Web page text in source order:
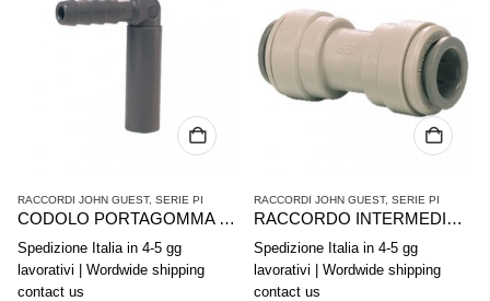
RACCORDI JOHN GUEST, SERIE PI
CODOLO PORTAGOMMA GOMITO JG PI291008S 5/16″-1/4″
Spedizione Italia in 4-5 gg
lavorativi | Wordwide shipping
contact us
RACCORDI JOHN GUEST, SERIE PI
RACCORDO INTERMEDIO DIRITTO 3/8″ JG-PI0412S
Spedizione Italia in 4-5 gg
lavorativi | Wordwide shipping
contact us